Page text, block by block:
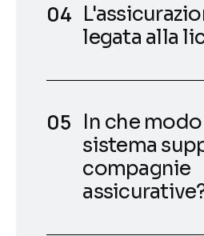
legata alla
In che
sistema
compagnie